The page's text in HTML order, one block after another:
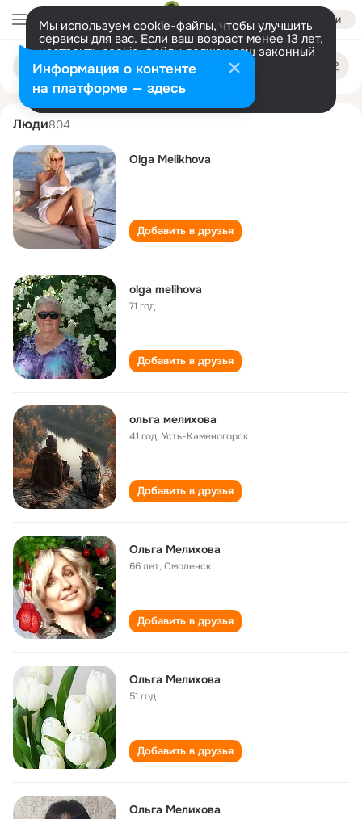
Войти
Мы используем cookie-файлы, чтобы улучшить
сервисы для вас. Если ваш возраст менее 13 лет,
настроить cookie-файлы должен ваш законный
представитель. Больше информации
Разрешить все Настроить
Поиск
людям
olga melikhova
Люди804
Olga Melikhova
Добавить в друзья
olga melihova
71 год
Добавить в друзья
ольга мелихова
41 год,Усть-Каменогорск
Добавить в друзья
Ольга Мелихова
66 лет,Смоленск
Добавить в друзья
Ольга Мелихова
51 год
Добавить в друзья
Ольга Мелихова
Информация о контенте
на платформе — здесь